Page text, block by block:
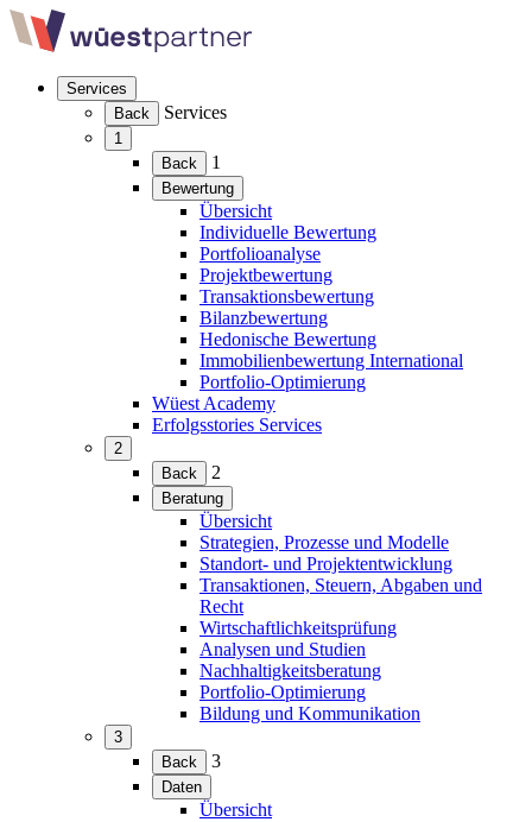
Weiter
zum
Navigation
überspringen
Services
(Menü
erweitern)
Back Services
1
(Menü
erweitern)
Back 1
Bewertung
(Menü
erweitern)
Übersicht
Individuelle Bewertung
Portfolioanalyse
Projektbewertung
Transaktionsbewertung
Bilanzbewertung
Hedonische Bewertung
Immobilienbewertung International
Portfolio-Optimierung
Wüest Academy
Erfolgsstories Services
2
(Menü
erweitern)
Back 2
Beratung
(Menü
erweitern)
Übersicht
Strategien, Prozesse und Modelle
Standort- und Projektentwicklung
Transaktionen, Steuern, Abgaben und
Recht
Wirtschaftlichkeitsprüfung
Analysen und Studien
Nachhaltigkeitsberatung
Portfolio-Optimierung
Bildung und Kommunikation
3
(Menü
erweitern)
Back 3
Daten
(MenüÜbersicht